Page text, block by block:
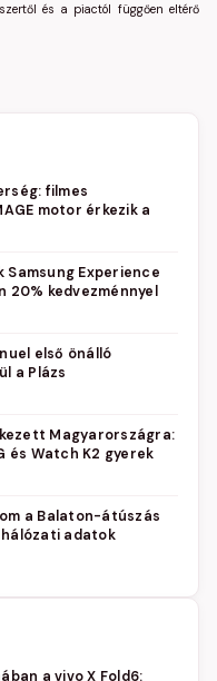
és a piactól függően eltérő
filmes
motor érkezik a
Experience
20% kedvezménnyel
első önálló
a Plázs
Magyarországra:
és Watch K2 gyerek
a Balaton-átúszás
adatok
a vivo X Fold6: